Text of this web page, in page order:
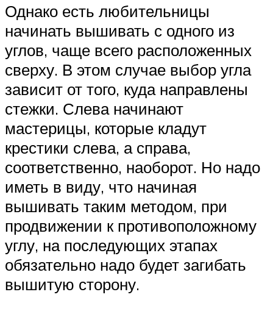
Однако есть любительницы
начинать вышивать с одного из
углов, чаще всего расположенных
сверху. В этом случае выбор угла
зависит от того, куда направлены
стежки. Слева начинают
мастерицы, которые кладут
крестики слева, а справа,
соответственно, наоборот. Но надо
иметь в виду, что начиная
вышивать таким методом, при
продвижении к противоположному
углу, на последующих этапах
обязательно надо будет загибать
вышитую сторону.